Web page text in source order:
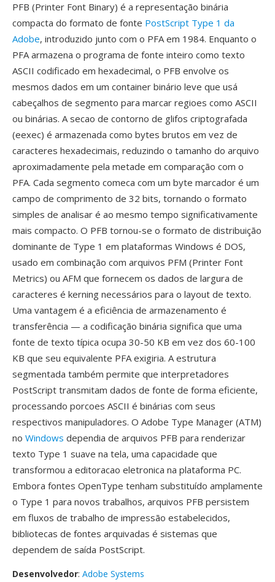
PFB (Printer Font Binary) é a representação binária
compacta do formato de fonte PostScript Type 1 da
Adobe, introduzido junto com o PFA em 1984. Enquanto o
PFA armazena o programa de fonte inteiro como texto
ASCII codificado em hexadecimal, o PFB envolve os
mesmos dados em um container binário leve que usá
cabeçalhos de segmento para marcar regioes como ASCII
ou binárias. A secao de contorno de glifos criptografada
(eexec) é armazenada como bytes brutos em vez de
caracteres hexadecimais, reduzindo o tamanho do arquivo
aproximadamente pela metade em comparação com o
PFA. Cada segmento comeca com um byte marcador é um
campo de comprimento de 32 bits, tornando o formato
simples de analisar é ao mesmo tempo significativamente
mais compacto. O PFB tornou-se o formato de distribuição
dominante de Type 1 em plataformas Windows é DOS,
usado em combinação com arquivos PFM (Printer Font
Metrics) ou AFM que fornecem os dados de largura de
caracteres é kerning necessários para o layout de texto.
Uma vantagem é a eficiência de armazenamento é
transferência — a codificação binária significa que uma
fonte de texto típica ocupa 30-50 KB em vez dos 60-100
KB que seu equivalente PFA exigiria. A estrutura
segmentada também permite que interpretadores
PostScript transmitam dados de fonte de forma eficiente,
processando porcoes ASCII é binárias com seus
respectivos manipuladores. O Adobe Type Manager (ATM)
no Windows dependia de arquivos PFB para renderizar
texto Type 1 suave na tela, uma capacidade que
transformou a editoracao eletronica na plataforma PC.
Embora fontes OpenType tenham substituído amplamente
o Type 1 para novos trabalhos, arquivos PFB persistem
em fluxos de trabalho de impressão estabelecidos,
bibliotecas de fontes arquivadas é sistemas que
dependem de saída PostScript.
Desenvolvedor: Adobe Systems